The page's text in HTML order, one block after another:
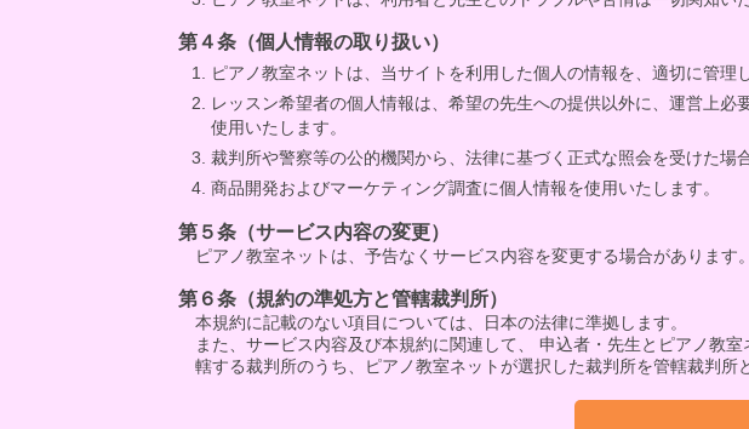
第４条（個人情報の取り扱い）
ピアノ教室ネットは、当サイトを利用した個人の情報を、適切に管理
レッスン希望者の個人情報は、希望の先生への提供以外に、運営上
使用いたします。
裁判所や警察等の公的機関から、法律に基づく正式な照会を受けた
商品開発およびマーケティング調査に個人情報を使用いたします。
第５条（サービス内容の変更）
ピアノ教室ネットは、予告なくサービス内容を変更する場合があります。
第６条（規約の準処方と管轄裁判所）
本規約に記載のない項目については、日本の法律に準拠します。
また、サービス内容及び本規約に関連して、 申込者・先生とピアノ教
轄する裁判所のうち、ピアノ教室ネットが選択した裁判所を管轄裁判所